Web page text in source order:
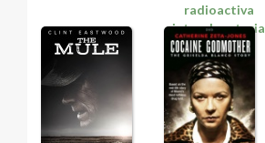
radioactiva
interplanetaria